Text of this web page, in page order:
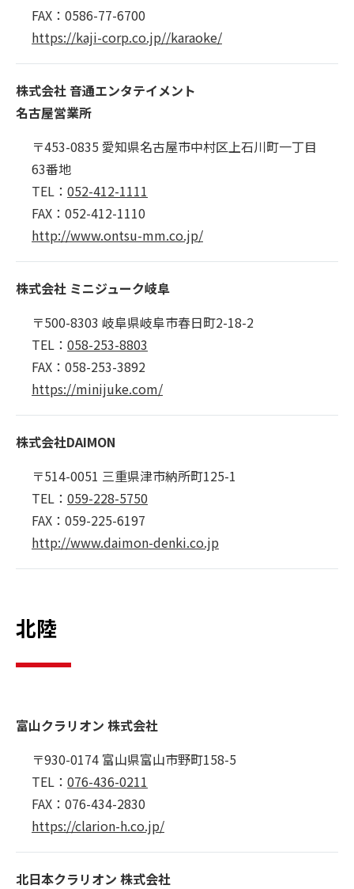
FAX：0586-77-6700
https://kaji-corp.co.jp//karaoke/
株式会社 音通エンタテイメント
名古屋営業所
〒453-0835 愛知県名古屋市中村区上石川町一丁目
63番地
TEL： 052-412-1111
FAX：052-412-1110
http://www.ontsu-mm.co.jp/
株式会社 ミニジューク岐阜
〒500-8303 岐阜県岐阜市春日町2-18-2
TEL： 058-253-8803
FAX：058-253-3892
https://minijuke.com/
株式会社DAIMON
〒514-0051 三重県津市納所町125-1
TEL： 059-228-5750
FAX：059-225-6197
http://www.daimon-denki.co.jp
北陸
富山クラリオン 株式会社
〒930-0174 富山県富山市野町158-5
TEL： 076-436-0211
FAX：076-434-2830
https://clarion-h.co.jp/
北日本クラリオン 株式会社